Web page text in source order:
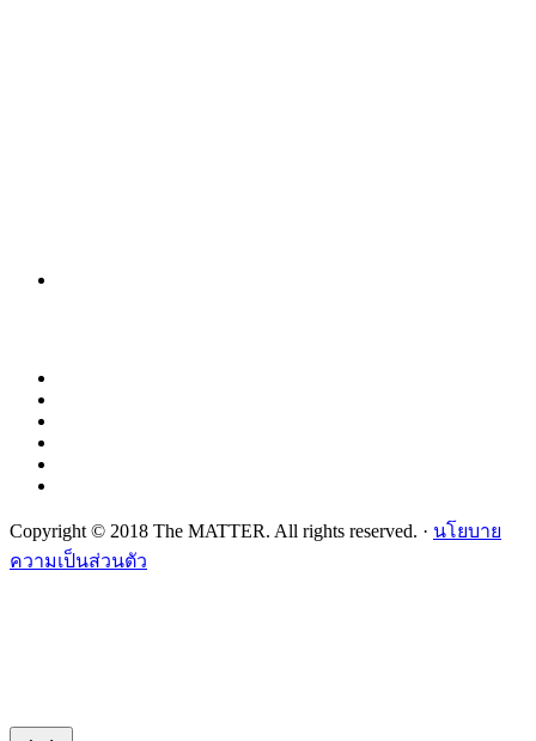
Copyright © 2018 The MATTER. All rights reserved. · นโยบาย
ความเป็นส่วนตัว